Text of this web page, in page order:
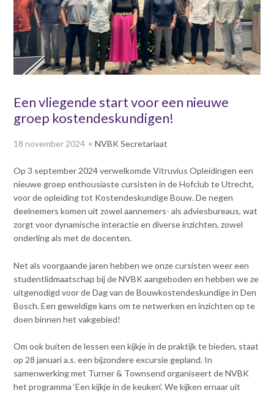
n
a
v
o
J
m
p
t
o
m
a
n
c
o
n
t
n
t
Een vliegende start voor een nieuwe
groep kostendeskundigen!
18 november 2024 NVBK Secretariaat
Op 3 september 2024 verwelkomde Vitruvius Opleidingen een
nieuwe groep enthousiaste cursisten in de Hofclub te Utrecht,
voor de opleiding tot Kostendeskundige Bouw. De negen
deelnemers komen uit zowel aannemers- als adviesbureaus, wat
zorgt voor dynamische interactie en diverse inzichten, zowel
onderling als met de docenten.
Net als voorgaande jaren hebben we onze cursisten weer een
studentlidmaatschap bij de NVBK aangeboden en hebben we ze
uitgenodigd voor de Dag van de Bouwkostendeskundige in Den
Bosch. Een geweldige kans om te netwerken en inzichten op te
doen binnen het vakgebied!
Om ook buiten de lessen een kijkje in de praktijk te bieden, staat
op 28 januari a.s. een bijzondere excursie gepland. In
samenwerking met Turner & Townsend organiseert de NVBK
het programma ‘Een kijkje in de keuken’. We kijken ernaar uit
Boek Levensduurkosten –
Slim investeren, lang
profiteren
Dag van de
Bouwkostendeskundige 2024
Dag van de
november 2023
Vernieuwde boek
Publicatiereeks
Nieuwsbrieven
Nieuwsarchief
Artikelen
Verenigingsdocumenten
Opleiding & Carrière
Partners
Actualiteit
Contact
Inloggen mijn NVBK
Contact